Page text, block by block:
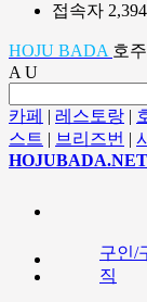
접속자
HOJU BADA 호
A U
카페 | 레스토랑 |
스트 | 브리즈번 |
HOJUBADA.NET
구인/
직